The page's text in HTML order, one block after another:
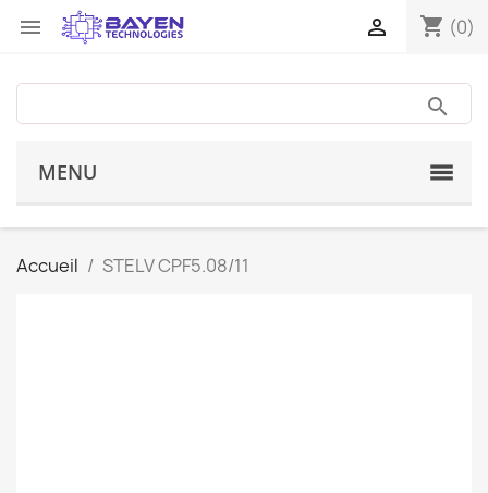
 shopping_cart (0)

MENU
Accueil STELV CPF5.08/11